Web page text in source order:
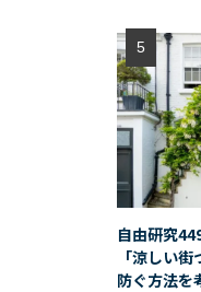
自由研究
「涼しい
防ぐ方法を